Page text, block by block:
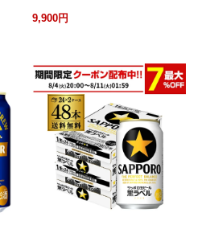
9,900円